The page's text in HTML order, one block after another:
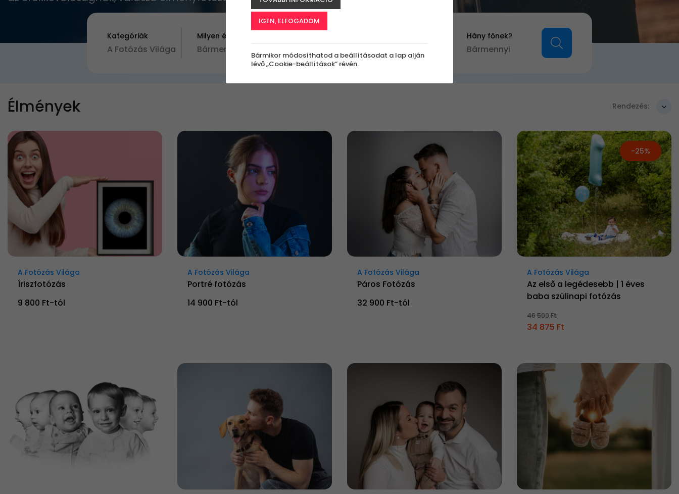
Kategóriák
A Fotózás Világa
Milyen értékben?
Bármennyi
élmény?
Családoknak
Hány főnek?
Bármennyi
Élmények Rendezés:
A Fotózás Világa
Íriszfotózás
9 800 Ft-tól
A Fotózás Világa
Portré fotózás
14 900 Ft-tól
A Fotózás Világa
Páros Fotózás
32 900 Ft-tól
-25%
A Fotózás Világa
Az első a legédesebb | 1 éves
baba szülinapi fotózás
46 500 Ft
34 875 Ft
IGEN, ELFOGADOM
Bármikor módosíthatod a beállításodat a lap alján
lévő „Cookie-beállítások” révén.